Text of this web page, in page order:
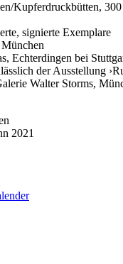
Kupferdruckbütten,
signierte Exemplare
Echterdingen bei
der Ausstellung
Walter Storms,
2021